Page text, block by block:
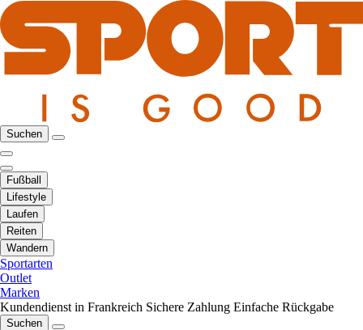
Suchen
Fußball
Lifestyle
Laufen
Reiten
Wandern
Sportarten
Outlet
Marken
Kundendienst in Frankreich Sichere Zahlung Einfache Rückgabe
Suchen